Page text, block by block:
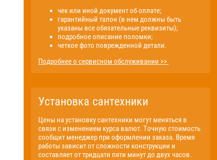
чек или иной документ об оплате;
гарантийный талон (в нем должны быть
указаны все обязательные реквизиты);
подробное описание поломки;
четкое фото поврежденной детали.
Подробнее о сервисном обслуживании >>
Установка сантехники
Цены на установку сантехники могут меняться в
связи с изменением курса валют. Точную стоимость
сообщит менеджер при оформлении заказа. Время
работы зависит от сложности конструкции и
составляет от тридцати пяти минут до двух часов.